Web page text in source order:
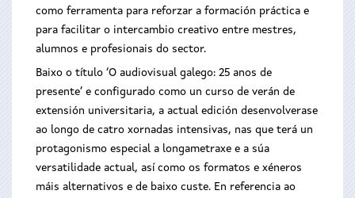
como ferramenta para reforzar a formación práctica e
para facilitar o intercambio creativo entre mestres,
alumnos e profesionais do sector.
Baixo o título ‘O audiovisual galego: 25 anos de
presente’ e configurado como un curso de verán de
extensión universitaria, a actual edición desenvolverase
ao longo de catro xornadas intensivas, nas que terá un
protagonismo especial a longametraxe e a súa
versatilidade actual, así como os formatos e xéneros
máis alternativos e de baixo custe. En referencia ao